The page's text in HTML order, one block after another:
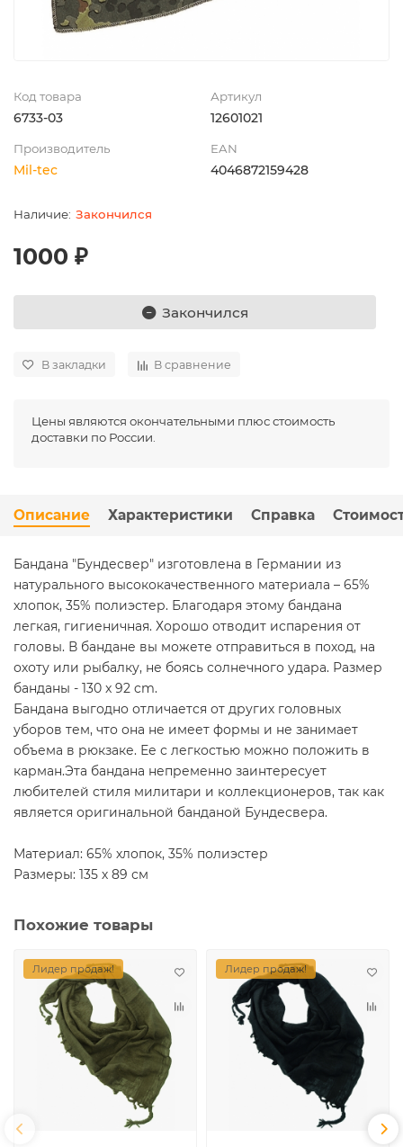
Код товара
6733-03
Артикул
12601021
Производитель
Mil-tec
EAN
4046872159428
Закончился
1000 ₽
Закончился
В закладки В сравнение
Цены являются окончательными плюс стоимость
доставки по России.
Описание Характеристики Справка
Бандана "Бундесвер" изготовлена в Германии из
натурального высококачественного материала – 65%
хлопок, 35% полиэстер. Благодаря этому бандана
легкая, гигиеничная. Хорошо отводит испарения от
головы. В бандане вы можете отправиться в поход, на
охоту или рыбалку, не боясь солнечного удара. Размер
банданы - 130 x 92 cm.
Бандана выгодно отличается от других головных
уборов тем, что она не имеет формы и не занимает
объема в рюкзаке. Ее с легкостью можно положить в
карман.Эта бандана непременно заинтересует
любителей стиля милитари и коллекционеров, так как
является оригинальной банданой Бундесвера.
Материал: 65% хлопок, 35% полиэстер
Размеры: 135 х 89 см
Похожие товары
Лидер продаж! Лидер продаж!